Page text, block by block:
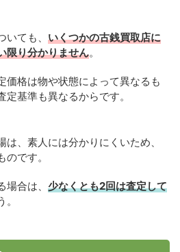
ても、 いくつかの古銭買取店に
限り分かりません。
価格は物や状態によって異なるも
基準も異なるからです。
、素人には分かりにくいため、
のです。
合は、 少なくとも2回は査定して